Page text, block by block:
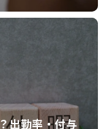
出勤率・付与